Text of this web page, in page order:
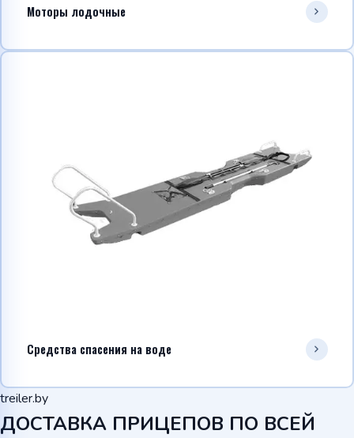
Моторы лодочные
Средства спасения на воде
treiler.by
ДОСТАВКА ПРИЦЕПОВ ПО ВСЕЙ